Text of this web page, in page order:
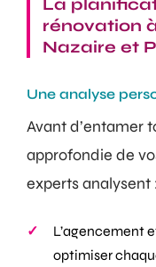
La
rénovation
Nazaire et
Une analyse
Avant d’entamer
approfondie de
experts analysent
L’agencement
optimiser